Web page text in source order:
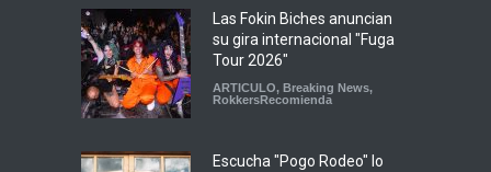
Las Fokin Biches anuncian
su gira internacional "Fuga
Tour 2026"
ARTICULO, Breaking News,
RokkersRecomienda
Escucha "Pogo Rodeo" lo